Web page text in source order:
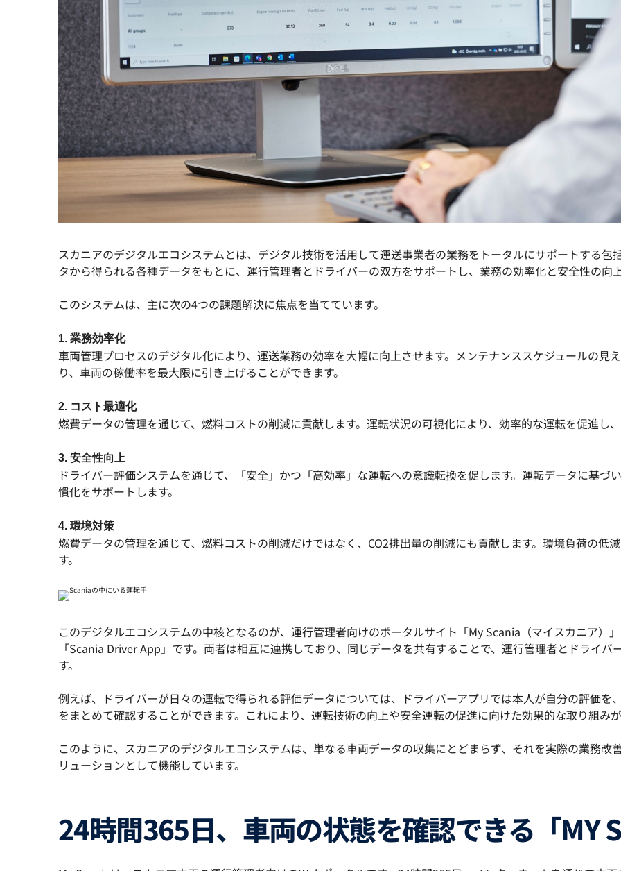
スカニアのデジタルエコシステムとは、デジタル技術を活用して運送事業者の業務をトータルにサポートする包
タから得られる各種データをもとに、運行管理者とドライバーの双方をサポートし、業務の効率化と安全性の向
このシステムは、主に次の4つの課題解決に焦点を当てています。
1. 業務効率化
車両管理プロセスのデジタル化により、運送業務の効率を大幅に向上させます。メンテナンススケジュールの見
り、車両の稼働率を最大限に引き上げることができます。
2. コスト最適化
燃費データの管理を通じて、燃料コストの削減に貢献します。運転状況の可視化により、効率的な運転を促進し
3. 安全性向上
ドライバー評価システムを通じて、「安全」かつ「高効率」な運転への意識転換を促します。運転データに基づ
慣化をサポートします。
4. 環境対策
燃費データの管理を通じて、燃料コストの削減だけではなく、CO2排出量の削減にも貢献します。環境負荷の低
す。
このデジタルエコシステムの中核となるのが、運行管理者向けのポータルサイト「My Scania（マイスカニア）
「Scania Driver App」です。両者は相互に連携しており、同じデータを共有することで、運行管理者とドライ
す。
例えば、ドライバーが日々の運転で得られる評価データについては、ドライバーアプリでは本人が自分の評価
をまとめて確認することができます。これにより、運転技術の向上や安全運転の促進に向けた効果的な取り組み
このように、スカニアのデジタルエコシステムは、単なる車両データの収集にとどまらず、それを実際の業務
リューションとして機能しています。
24時間365日、車両の状態を確認できる「MY